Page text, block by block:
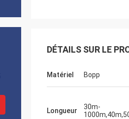
DÉTAILS SUR LE
Matériel Bopp
Longueur
30m-